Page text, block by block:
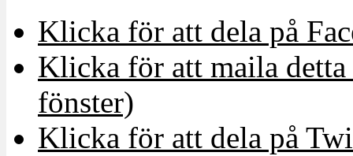
Klicka för att dela på
Klicka för att maila
fönster)
Klicka för att dela på